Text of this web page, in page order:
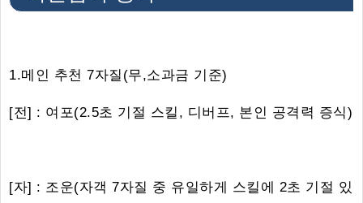
1.메인 추천 7자질(무,소과금 기준)
[전] : 여포(2.5초 기절 스킬, 디버프, 본인 공격력 증식)
[자] : 조운(자객 7자질 중 유일하게 스킬에 2초 기절 있